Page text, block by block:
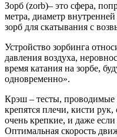
Зорб (zorb)– это сфера,
метра, диаметр
зорб для скатывания с
Устройство зорбинга
давления воздуха,
время катания на зорбе,
одновременно».
Крэш – тесты, проводимые
крепятся плечи, кисти
очень крепкие, и даже
Оптимальная скорость